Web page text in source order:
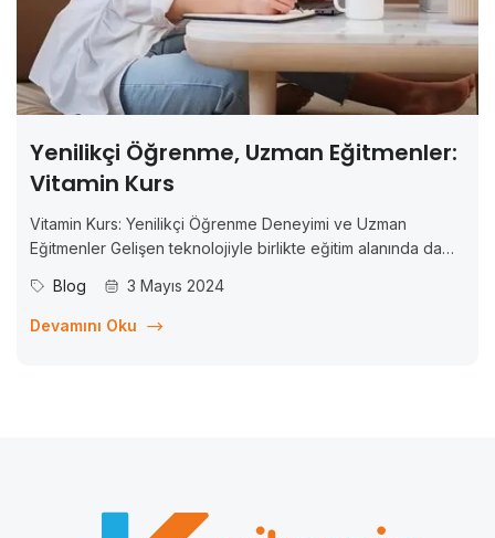
Yenilikçi Öğrenme, Uzman Eğitmenler:
Vitamin Kurs
Vitamin Kurs: Yenilikçi Öğrenme Deneyimi ve Uzman
Eğitmenler Gelişen teknolojiyle birlikte eğitim alanında da
ve esnek hale geldi ve bu da öğrenme deneyimini
dönüştürdü. Bu bağlamda, Vitamin Kurs adlı çevrim içi eğitim
Blog 3 Mayıs 2024
Devamını Oku